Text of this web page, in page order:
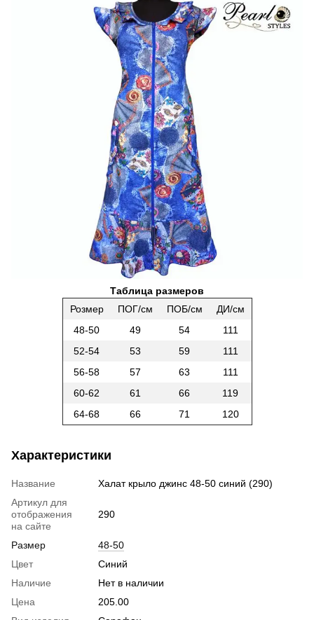
Таблица размеров
Розмер
ПОГ/см ПОБ/см
ДИ/см
48-50
49 54
111
52-54
53 59
111
56-58
57 63
111
60-62
61 66
119
64-68
66 71 120
Характеристики
Название
Халат крыло джинс 48-50 синий (290)
Артикул для
отображения
на сайте
290
Размер
48-50
Цвет
Синий
Наличие
Нет в наличии
Цена
205.00